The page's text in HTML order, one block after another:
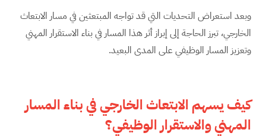
وبعد استعراض التحديات التي قد تواجه المبتعثين في مسار الابتعاث
الخارجي، تبرز الحاجة إلى إبراز أثر هذا المسار في بناء الاستقرار المهني
وتعزيز المسار الوظيفي على المدى البعيد.
كيف يسهم الابتعاث الخارجي في بناء المسار
المهني والاستقرار الوظيفي؟